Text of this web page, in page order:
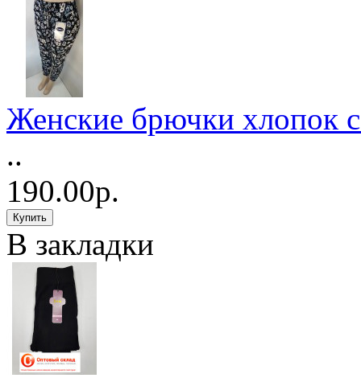
Женские брючки хлопок
..
190.00р.
В закладки